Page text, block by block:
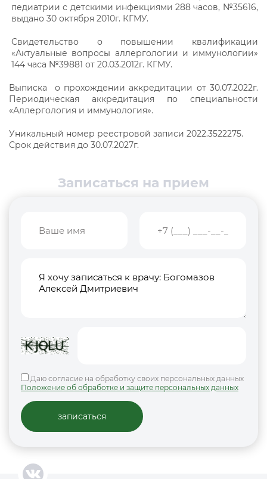
педиатрии с детскими инфекциями 288 часов, №35616,
выдано 30 октября 2010г. КГМУ.
Свидетельство о повышении квалификации
«Актуальные вопросы аллергологии и иммунологии»
144 часа №39881 от 20.03.2012г. КГМУ.
Выписка о прохождении аккредитации от 30.07.2022г.
Периодическая аккредитация по специальности
«Аллергология и иммунология».
Уникальный номер реестровой записи 2022.3522275.
Срок действия до 30.07.2027г.
Записаться на прием
Даю согласие на обработку своих персональных данных
Положение об обработке и защите персональных данных